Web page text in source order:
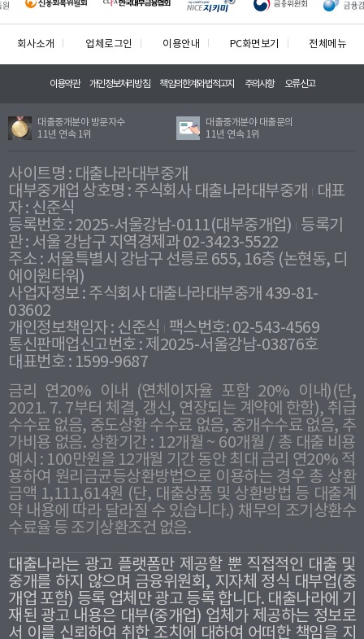
회사소개 업체로그인 이용안내 PC화면보기 전체메뉴
이용약관 개인정보처리방침 책임의한계와법적고지 주의사항 오류신고
대출중개분야 방문자수
11년 연속 1위
대출중개분야 대출문의
11년 연속 1위
사이트명 : 대출나라대부중개
대부중개업 상호명 : 주식회사 대출나라대부중개
대표
자 : 신준식
등록번호 : 2025-서울강남-0111(대부중개업) 등록기
관 : 서울 강남구 지역경제과 02-3423-5522
주소 : 서울특별시 강남구 선릉로 655, 16층 (논현동, 디
에이원타워)
사업자정보 : 주식회사 대출나라대부중개 439-81-
03602
개인정보책임자 : 신준식
팩스번호: 02-543-4569
통신판매업신고번호 : 제2025-서울강남-03876호
대표번호 : 1599-9687
금리 연20% 이내 (연체이자율 포함 20% 이내)(단,
2021. 7. 7부터 체결, 갱신, 연장되는 계약에 한함), 취급
수수료 없음, 중도상환 수수료 없음, 중개수수료 없음, 추
가비용 없음. 상환기간 : 12개월 ~ 60개월 / 총 대출 비용
예시 : 100만원을 12개월 기간 동안 최대 금리 연20% 적
용하여 원리금균등상환방법으로 이용하는 경우 총 상환
금액 1,111,614원 (단, 대출상품 및 상환방법 등 대출계
약 내용에 따라 달라질 수 있습니다.) 채무의 조기상환수
수료율 등 조기상환조건 없음.
대출나라는 광고 플랫폼만 제공할 뿐 직접적인 대출 및
중개를 하지 않으며 금융위원회, 지자체 정식 대부업(중
개업 포함) 등록 업체만 광고 등록 합니다. 대출나라에 기
재된 광고 내용은 대부(중개업) 업체가 제공하는 정보로
서 이를 신뢰하여 취한 조치에 대하여 어떠한 책임을 지